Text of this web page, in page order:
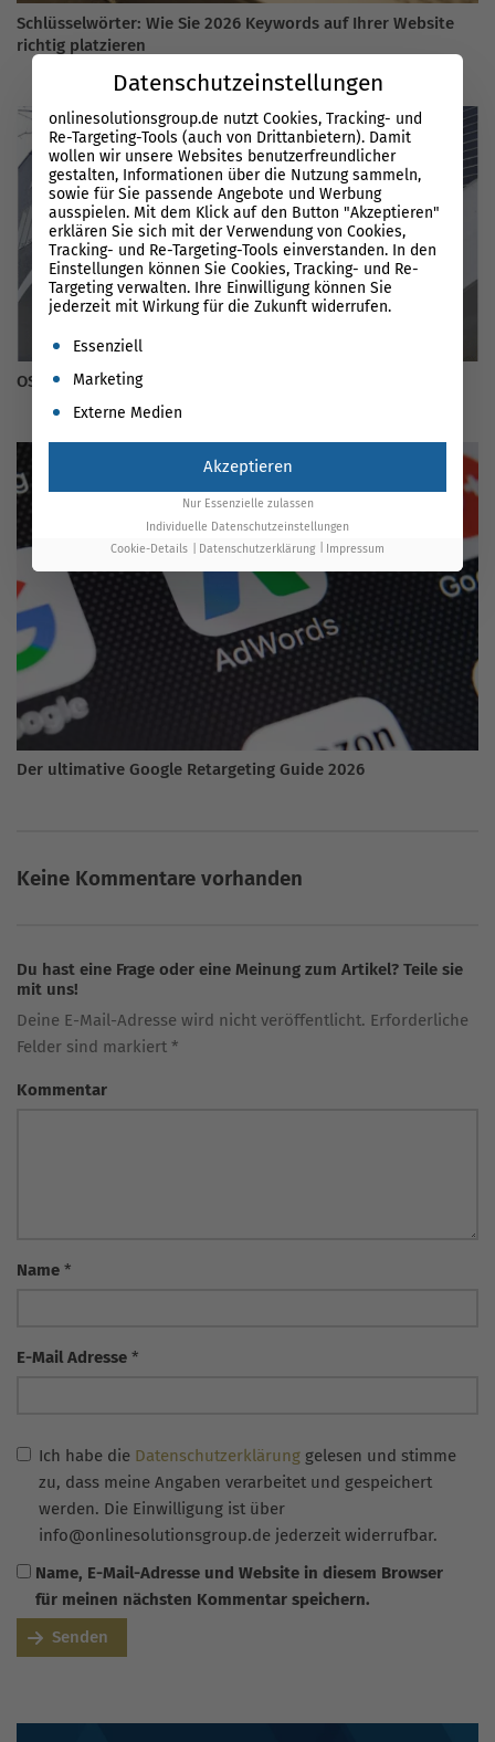
Schlüsselwörter: Wie Sie 2026 Keywords auf Ihrer Website
richtig platzieren
OSG beim Google Product Kickoff 2017 Q1
Der ultimative Google Retargeting Guide 2026
Keine Kommentare vorhanden
Du hast eine Frage oder eine Meinung zum Artikel? Teile sie
mit uns!
Deine E-Mail-Adresse wird nicht veröffentlicht. Erforderliche
Felder sind markiert *
Kommentar
Name *
E-Mail Adresse *
Ich habe die Datenschutzerklärung gelesen und stimme
zu, dass meine Angaben verarbeitet und gespeichert
werden. Die Einwilligung ist über
info@onlinesolutionsgroup.de jederzeit widerrufbar.
Name, E-Mail-Adresse und Website in diesem Browser
für meinen nächsten Kommentar speichern.
Senden
Datenschutzeinstellungen
onlinesolutionsgroup.de nutzt Cookies, Tracking- und
Re-Targeting-Tools (auch von Drittanbietern). Damit
wollen wir unsere Websites benutzerfreundlicher
gestalten, Informationen über die Nutzung sammeln,
sowie für Sie passende Angebote und Werbung
ausspielen. Mit dem Klick auf den Button "Akzeptieren"
erklären Sie sich mit der Verwendung von Cookies,
Tracking- und Re-Targeting-Tools einverstanden. In den
Einstellungen können Sie Cookies, Tracking- und Re-
Targeting verwalten. Ihre Einwilligung können Sie
jederzeit mit Wirkung für die Zukunft widerrufen.
Es folgt eine Liste der Service-Gruppen, für die eine
Essenziell
Marketing
Externe Medien
Akzeptieren
Nur Essenzielle zulassen
Individuelle Datenschutzeinstellungen
Cookie-Details
Datenschutzerklärung Impressum